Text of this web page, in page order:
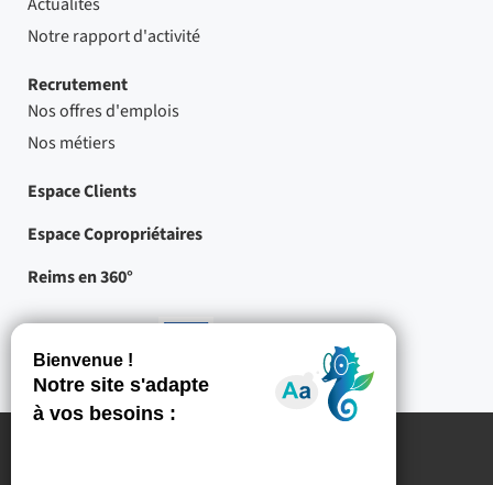
Notre rapport d'activité
Recrutement
Nos offres d'emplois
Nos métiers
Espace Clients
Espace Copropriétaires
Reims en 360°
cofinancés
par